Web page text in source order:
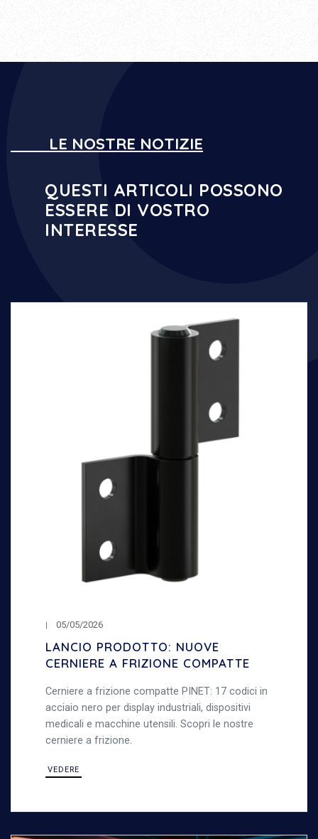
LE NOSTRE NOTIZIE
QUESTI ARTICOLI POSSONO
ESSERE DI VOSTRO
INTERESSE
05/05/2026
LANCIO PRODOTTO: NUOVE
CERNIERE A FRIZIONE COMPATTE
Cerniere a frizione compatte PINET: 17 codici in
acciaio nero per display industriali, dispositivi
medicali e macchine utensili. Scopri le nostre
cerniere a frizione.
VEDERE